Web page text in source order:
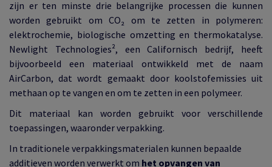
zijn er ten minste drie belangrijke processen die kunnen
worden gebruikt om CO₂ om te zetten in polymeren:
elektrochemie, biologische omzetting en thermokatalyse.
Newlight Technologies², een Californisch bedrijf, heeft
bijvoorbeeld een materiaal ontwikkeld met de naam
AirCarbon, dat wordt gemaakt door koolstofemissies uit
methaan op te vangen en om te zetten in een polymeer.
Dit materiaal kan worden gebruikt voor verschillende
toepassingen, waaronder verpakking.
In traditionele verpakkingsmaterialen kunnen bepaalde
additieven worden verwerkt om het opvangen van